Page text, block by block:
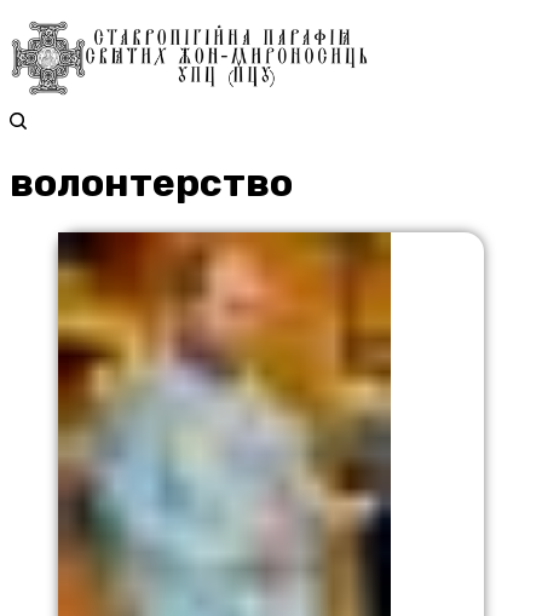
волонтерство